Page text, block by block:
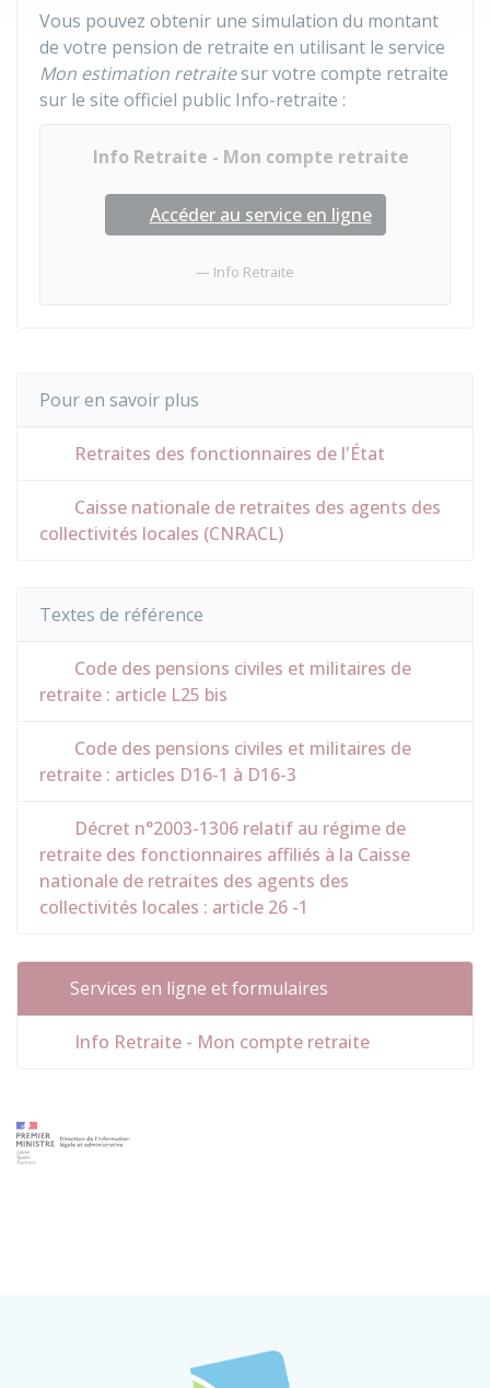
Vous pouvez obtenir une simulation du montant
de votre pension de retraite en utilisant le service
Mon estimation retraitesur votre compte retraite
sur le site officiel public Info-retraite :
Info Retraite - Mon compte retraite
Accéder au service en ligne
Info Retraite
Pour en savoir plus
Retraites des fonctionnaires de l'État
Caisse nationale de retraites des agents des
collectivités locales (CNRACL)
Textes de référence
Code des pensions civiles et militaires de
retraite : article L25 bis
Code des pensions civiles et militaires de
retraite : articles D16-1 à D16-3
Décret n°2003-1306 relatif au régime de
retraite des fonctionnaires affiliés à la Caisse
nationale de retraites des agents des
collectivités locales : article 26 -1
Services en ligne et formulaires
Info Retraite - Mon compte retraite